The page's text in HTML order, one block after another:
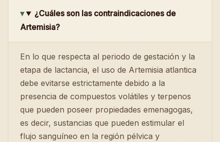
¿Cuáles son las contraindicaciones de
Artemisia?
En lo que respecta al periodo de gestación y la
etapa de lactancia, el uso de Artemisia atlantica
debe evitarse estrictamente debido a la
presencia de compuestos volátiles y terpenos
que pueden poseer propiedades emenagogas,
es decir, sustancias que pueden estimular el
flujo sanguíneo en la región pélvica y